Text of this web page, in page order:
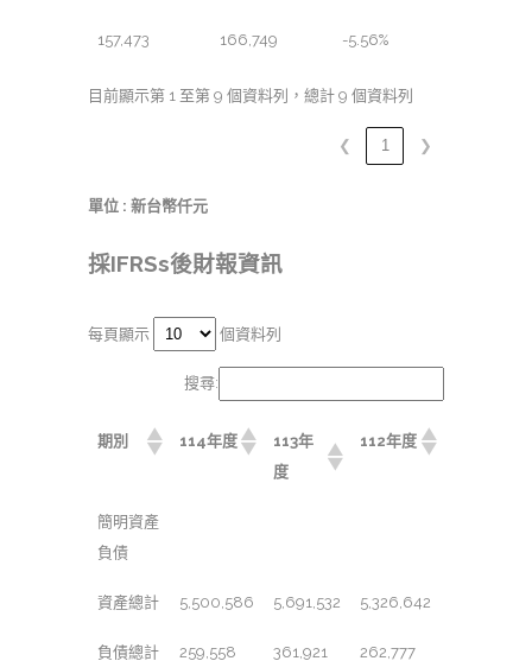
157,473 166,749 -5.56%
目前顯示第 1 至第 9 個資料列，總計 9 個資料列
❮ 1 ❯
單位 : 新台幣仟元
採IFRSs後財報資訊
每頁顯示 個資料列
搜尋:
期別 114年度
113年
度
112年度
簡明資產
負債
資產總計 5,500,586 5,691,532 5,326,642
負債總計 259,558 361,921 262,777